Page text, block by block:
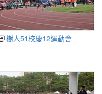
樹人51校慶12運動會